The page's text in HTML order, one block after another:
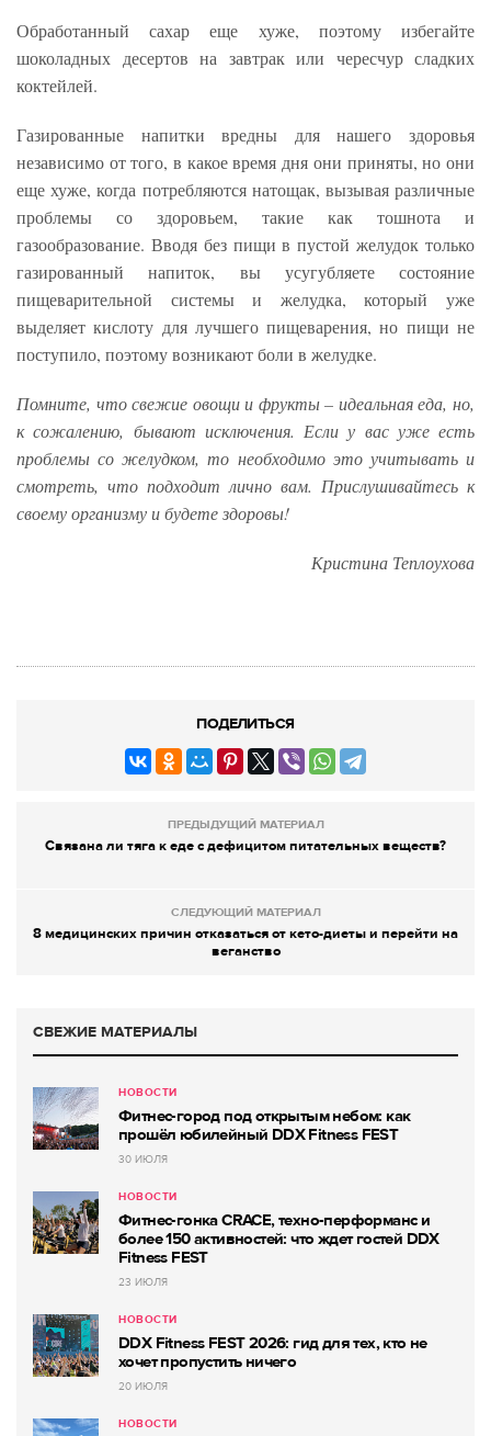
Обработанный сахар еще хуже, поэтому избегайте
шоколадных десертов на завтрак или чересчур сладких
коктейлей.
Газированные напитки вредны для нашего здоровья
независимо от того, в какое время дня они приняты, но они
еще хуже, когда потребляются натощак, вызывая различные
проблемы со здоровьем, такие как тошнота и
газообразование. Вводя без пищи в пустой желудок только
газированный напиток, вы усугубляете состояние
пищеварительной системы и желудка, который уже
выделяет кислоту для лучшего пищеварения, но пищи не
поступило, поэтому возникают боли в желудке.
Помните, что свежие овощи и фрукты – идеальная еда, но,
к сожалению, бывают исключения. Если у вас уже есть
проблемы со желудком, то необходимо это учитывать и
смотреть, что подходит лично вам. Прислушивайтесь к
своему организму и будете здоровы!
Кристина Теплоухова
ПОДЕЛИТЬСЯ
ПРЕДЫДУЩИЙ МАТЕРИАЛ
Связана ли тяга к еде с дефицитом питательных веществ?
СЛЕДУЮЩИЙ МАТЕРИАЛ
8 медицинских причин отказаться от кето-диеты и перейти на
веганство
СВЕЖИЕ МАТЕРИАЛЫ
НОВОСТИ
Фитнес-город под открытым небом: как
прошёл юбилейный DDX Fitness FEST
30 ИЮЛЯ
НОВОСТИ
Фитнес-гонка CRACE, техно-перформанс и
более 150 активностей: что ждет гостей DDX
Fitness FEST
23 ИЮЛЯ
НОВОСТИ
DDX Fitness FEST 2026: гид для тех, кто не
хочет пропустить ничего
20 ИЮЛЯ
НОВОСТИ